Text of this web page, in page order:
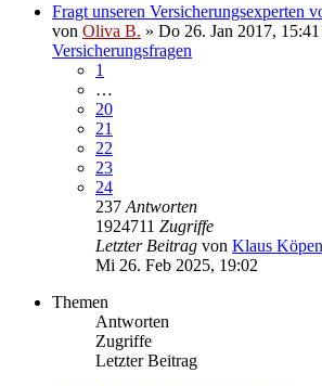
Fragt unseren Versicherungsexperten
von Oliva B. » Do 26. Jan 2017, 15:41
Versicherungsfragen
1
…
20
21
22
23
24
237 Antworten
1924711 Zugriffe
Letzter Beitrag von Klaus
Mi 26. Feb 2025, 19:02
Themen
Antworten
Zugriffe
Letzter Beitrag